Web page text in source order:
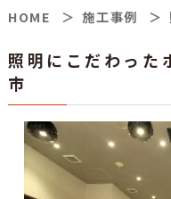
HOME 施工事例
照明にこだわっ
市